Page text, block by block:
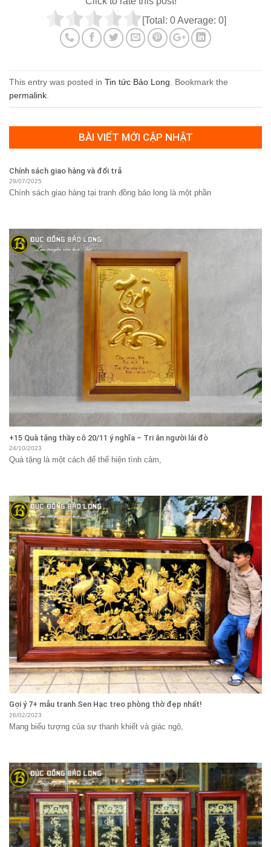
[Total: 0Average: 0]
This entry was posted in Tin tức Bảo Long . Bookmark the
permalink
BÀI VIẾT MỚI CẬP NHẬT
Chính sách giao hàng và đổi trả
29/07/2025
Chính sách giao hàng tại tranh đồng bảo long là một phần
+15 Quà tặng thầy cô 20/11 ý nghĩa – Tri ân người lái đò
24/10/2023
Quà tặng là một cách để thể hiện tình cảm,
Gợi ý 7+ mẫu tranh Sen Hạc treo phòng thờ đẹp nhất!
26/02/2023
Mang biểu tượng của sự thanh khiết và giác ngộ,